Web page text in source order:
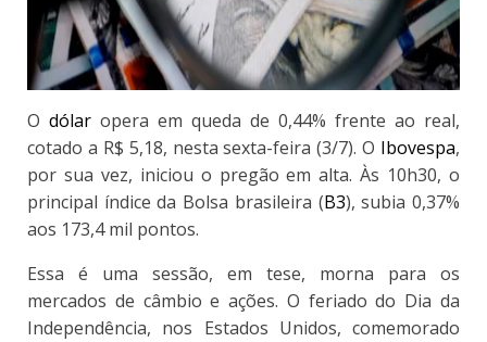
O dólar opera em queda de 0,44% frente ao real,
cotado a R$ 5,18, nesta sexta-feira (3/7). O Ibovespa,
por sua vez, iniciou o pregão em alta. Às 10h30, o
principal índice da Bolsa brasileira (B3), subia 0,37%
aos 173,4 mil pontos.
Essa é uma sessão, em tese, morna para os
mercados de câmbio e ações. O feriado do Dia da
Independência, nos Estados Unidos, comemorado